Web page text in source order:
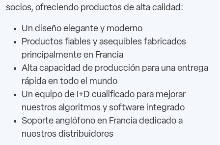
socios, ofreciendo productos de alta calidad:
Un diseño elegante y moderno
Productos fiables y asequibles fabricados
principalmente en Francia
Alta capacidad de producción para una entrega
rápida en todo el mundo
Un equipo de I+D cualificado para mejorar
nuestros algoritmos y software integrado
Soporte anglófono en Francia dedicado a
nuestros distribuidores